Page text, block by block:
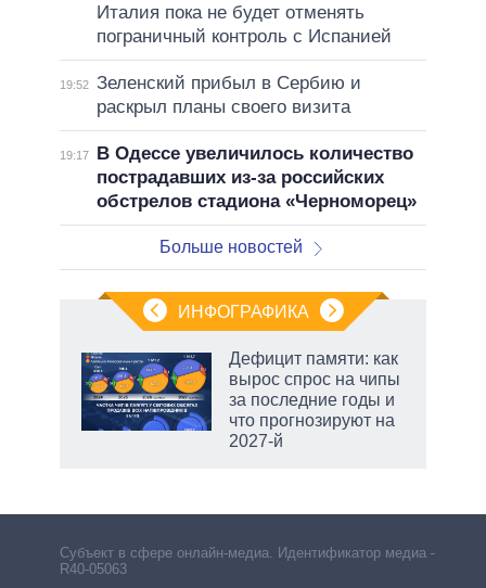
Италия пока не будет отменять
пограничный контроль с Испанией
19:52 Зеленский прибыл в Сербию и
раскрыл планы своего визита
19:17
В Одессе увеличилось количество
пострадавших из-за российских
обстрелов стадиона «Черноморец»
Больше новостей
ИНФОГРАФИКА
Дефицит памяти: как
вырос спрос на чипы
за последние годы и
что прогнозируют на
2027-й
Субъект в сфере онлайн-медиа. Идентификатор медиа –
R40-05063